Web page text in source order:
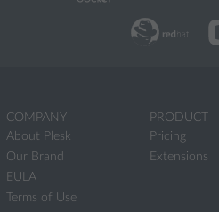
COMPANY
About Plesk
Our Brand
EULA
Terms of Use
PRODUCT
Pricing
Extensions